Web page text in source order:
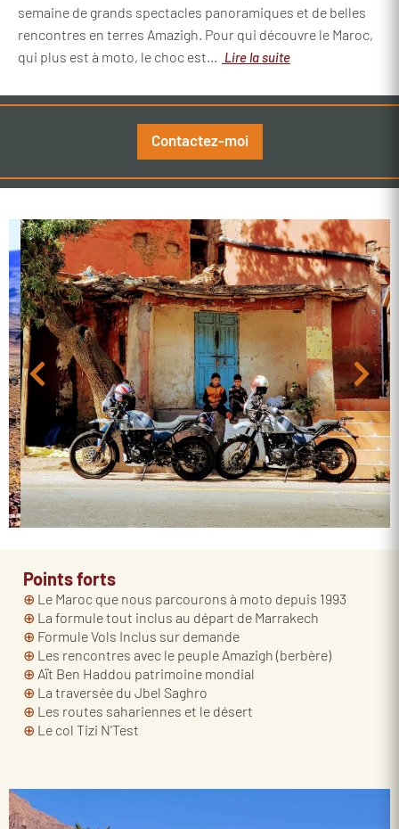
semaine de grands spectacles panoramiques et de belles
rencontres en terres Amazigh. Pour qui découvre le Maroc,
qui plus est à moto, le choc est... Lire la suite
Contactez-moi
Previous Next
Points forts
⊕ Le Maroc que nous parcourons à moto depuis 1993
⊕ La formule tout inclus au départ de Marrakech
⊕ Formule Vols Inclus sur demande
⊕ Les rencontres avec le peuple Amazigh (berbère)
⊕ Aït Ben Haddou patrimoine mondial
⊕ La traversée du Jbel Saghro
⊕ Les routes sahariennes et le désert
⊕ Le col Tizi N'Test